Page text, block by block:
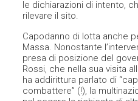
le dichiarazioni di intento,
rilevare il sito.
Capodanno di lotta anche
Massa. Nonostante
presa di posizione del
Rossi, che nella sua visita
ha addirittura parlato di
combattere” (!), la